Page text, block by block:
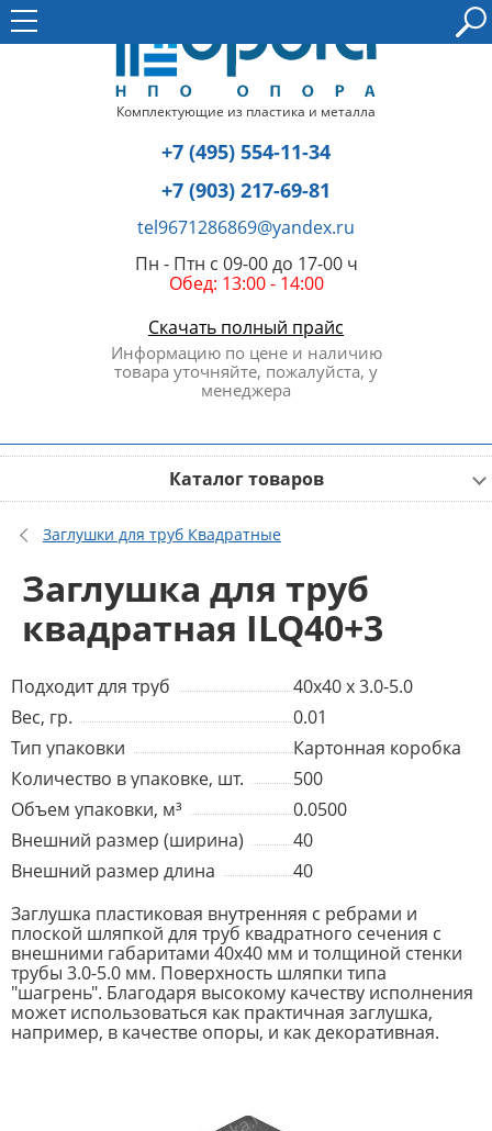
Комплектующие из пластика и металла
+7 (495) 554-11-34
+7 (903) 217-69-81
tel9671286869@yandex.ru
Пн - Птн с 09-00 до 17-00 ч
Обед: 13:00 - 14:00
Скачать полный прайс
Информацию по цене и наличию
товара уточняйте, пожалуйста, у
менеджера
Каталог товаров
Заглушки для труб Квадратные
Заглушка для труб
квадратная ILQ40+3
Подходит для труб
40x40 x 3.0-5.0
Вес, гр.
0.01
Тип упаковки
Картонная коробка
Количество в упаковке, шт.
500
Объем упаковки, м³
0.0500
Внешний размер (ширина)
40
Внешний размер длина
40
Заглушка пластиковая внутренняя с ребрами и
плоской шляпкой для труб квадратного сечения с
внешними габаритами 40x40 мм и толщиной стенки
трубы 3.0-5.0 мм. Поверхность шляпки типа
"шагрень". Благодаря высокому качеству исполнения
может использоваться как практичная заглушка,
например, в качестве опоры, и как декоративная.